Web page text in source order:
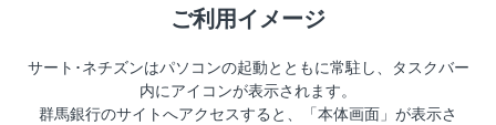
ご利用イメージ
サート･ネチズンはパソコンの起動とともに常駐し、タスクバー
内にアイコンが表示されます。
群馬銀行のサイトへアクセスすると、「本体画面」が表示さ